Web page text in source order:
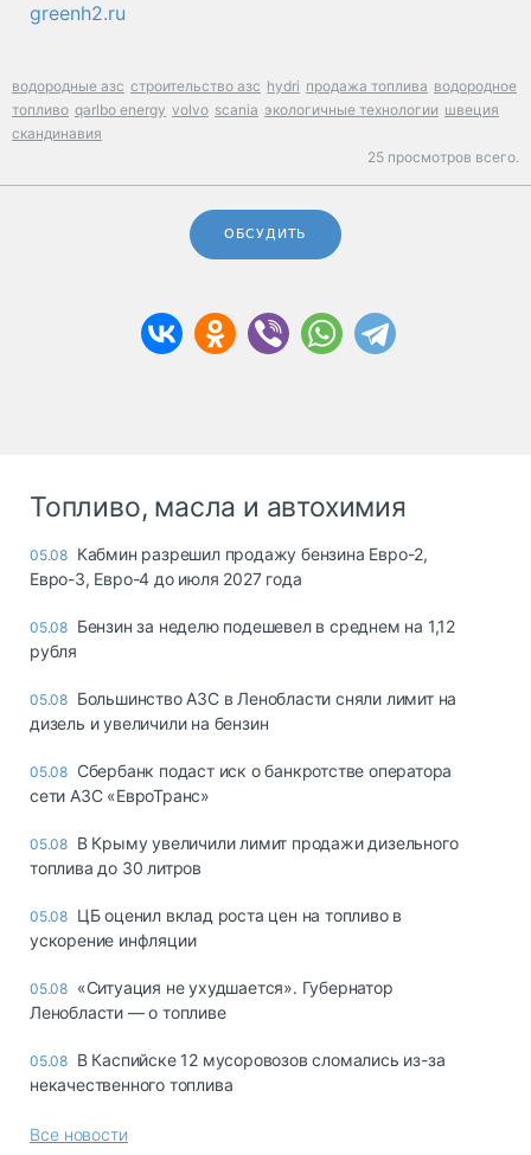
greenh2.ru
водородные азс строительство азс hydri продажа топлива водородное
топливо qarlbo energy volvo scania экологичные технологии швеция
скандинавия
25 просмотров всего.
ОБСУДИТЬ
Топливо, масла и автохимия
05.08 Кабмин разрешил продажу бензина Евро-2,
Евро-3, Евро-4 до июля 2027 года
05.08 Бензин за неделю подешевел в среднем на 1,12
рубля
05.08 Большинство АЗС в Ленобласти сняли лимит на
дизель и увеличили на бензин
05.08 Сбербанк подаст иск о банкротстве оператора
сети АЗС «ЕвроТранс»
05.08 В Крыму увеличили лимит продажи дизельного
топлива до 30 литров
05.08 ЦБ оценил вклад роста цен на топливо в
ускорение инфляции
05.08 «Ситуация не ухудшается». Губернатор
Ленобласти — о топливе
05.08 В Каспийске 12 мусоровозов сломались из-за
некачественного топлива
Все новости